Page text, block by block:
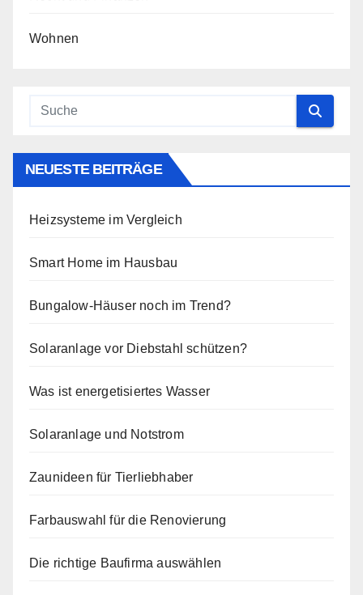
Wohnen
NEUESTE BEITRÄGE
Heizsysteme im Vergleich
Smart Home im Hausbau
Bungalow-Häuser noch im Trend?
Solaranlage vor Diebstahl schützen?
Was ist energetisiertes Wasser
Solaranlage und Notstrom
Zaunideen für Tierliebhaber
Farbauswahl für die Renovierung
Die richtige Baufirma auswählen